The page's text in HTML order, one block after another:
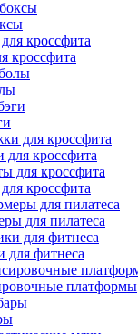
кроссфита
для кроссфита
кроссфита
для пилатеса
для фитнеса
платформы